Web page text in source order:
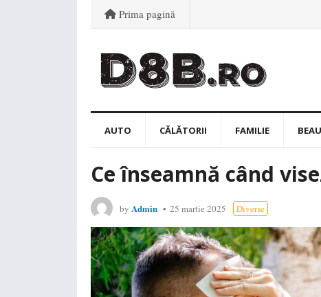
Prima pagină
AUTO CĂLĂTORII FAMILIE
Ce înseamnă când
by Admin 25 martie 2025 Diverse